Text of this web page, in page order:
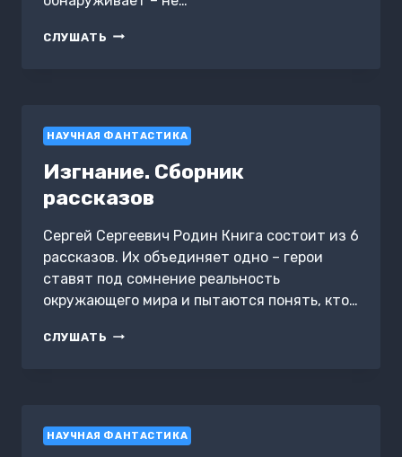
СЛУШАТЬ СЕРЕБРИСТОЕ
НАУЧНАЯ ФАНТАСТИКА
Изгнание. Сборник
рассказов
Сергей Сергеевич Родин Книга состоит из 6
рассказов. Их объединяет одно – герои
ставят под сомнение реальность
окружающего мира и пытаются понять, кто…
СЛУШАТЬ ИЗГНАНИЕ.
НАУЧНАЯ ФАНТАСТИКА